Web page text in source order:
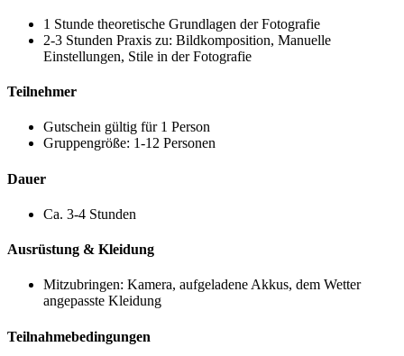
1 Stunde theoretische Grundlagen der Fotografie
2-3 Stunden Praxis zu: Bildkomposition, Manuelle
Einstellungen, Stile in der Fotografie
Teilnehmer
Gutschein gültig für 1 Person
Gruppengröße: 1-12 Personen
Dauer
Ca. 3-4 Stunden
Ausrüstung & Kleidung
Mitzubringen: Kamera, aufgeladene Akkus, dem Wetter
angepasste Kleidung
Teilnahmebedingungen